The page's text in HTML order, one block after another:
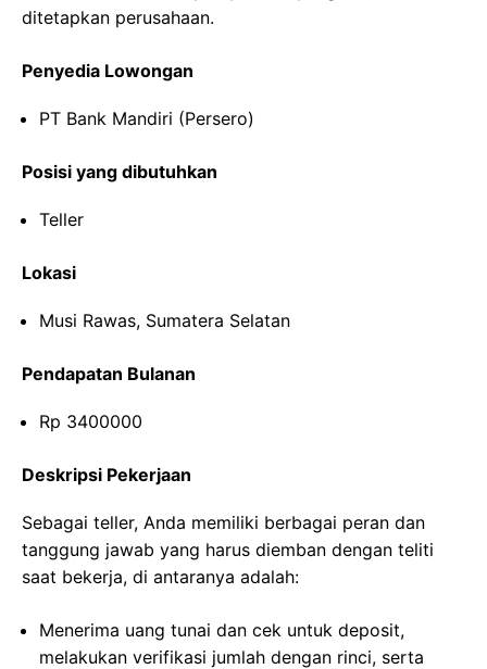
ditetapkan perusahaan.
Penyedia Lowongan
PT Bank Mandiri (Persero)
Posisi yang dibutuhkan
Teller
Lokasi
Musi Rawas, Sumatera Selatan
Pendapatan Bulanan
Rp 3400000
Deskripsi Pekerjaan
Sebagai teller, Anda memiliki berbagai peran dan
tanggung jawab yang harus diemban dengan teliti
saat bekerja, di antaranya adalah:
Menerima uang tunai dan cek untuk deposit,
melakukan verifikasi jumlah dengan rinci, serta